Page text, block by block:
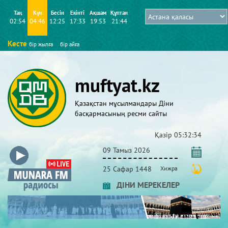
Таң
02:54
Күн
04:46
Бесін
12:25
Екінті
17:33
Ақшам
19:53
Құптан
21:44
Кесте бір жылға бір айға
muftyat.kz
Қазақстан мұсылмандары Діни
басқармасының ресми сайты
Қазір 05:32:34
09 Тамыз 2026
25 Сафар 1448 Хижра
ДІНИ МЕРЕКЕЛЕР